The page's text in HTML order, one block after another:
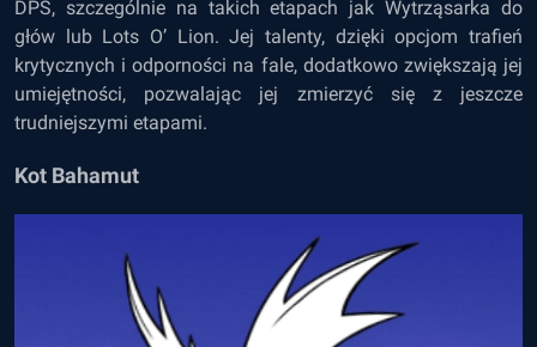
DPS, szczególnie na takich etapach jak Wytrząsarka do
głów lub Lots O’ Lion. Jej talenty, dzięki opcjom trafień
krytycznych i odporności na fale, dodatkowo zwiększają jej
umiejętności, pozwalając jej zmierzyć się z jeszcze
trudniejszymi etapami.
Kot Bahamut